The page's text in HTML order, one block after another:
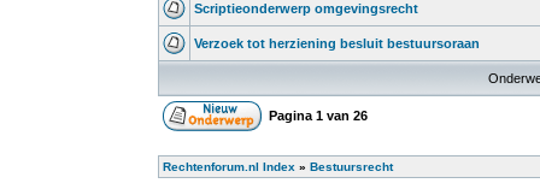
Scriptieonderwerp omgevingsrecht
Verzoek tot herziening besluit bestuursoraan
Pagina 1 van 26
Rechtenforum.nl Index » Bestuursrecht